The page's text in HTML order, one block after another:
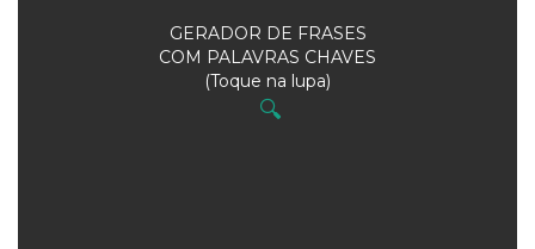
GERADOR DE FRASES
COM PALAVRAS CHAVES
(Toque na lupa)
🔍